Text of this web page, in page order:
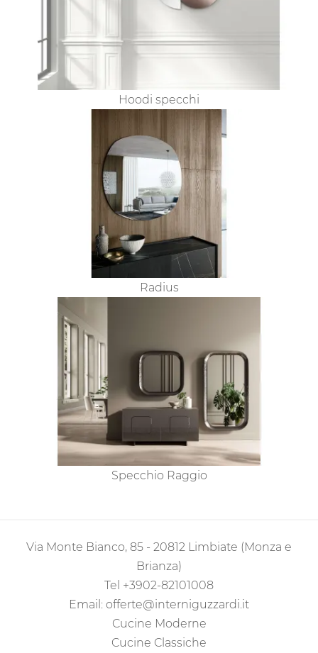
Hoodi specchi
Radius
Specchio Raggio
Via Monte Bianco, 85 - 20812 Limbiate (Monza e
Brianza)
Tel +3902-82101008
Email: offerte@interniguzzardi.it
Cucine Moderne
Cucine Classiche